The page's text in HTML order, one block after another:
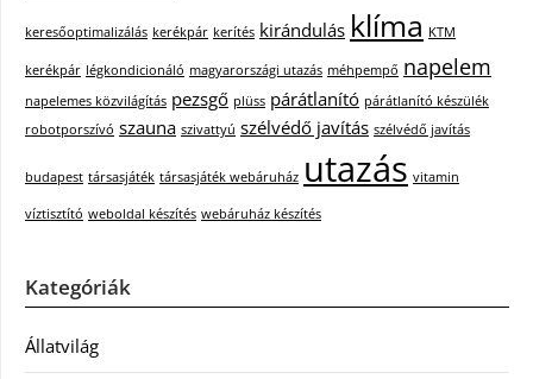
keresőoptimalizálás kerékpár kerítés kirándulás klíma KTM
kerékpár légkondicionáló magyarországi utazás méhpempő napelem
napelemes közvilágítás pezsgő plüss párátlanító párátlanító készülék
robotporszívó szauna szivattyú szélvédő javítás szélvédő javítás
budapest társasjáték társasjáték webáruház utazás vitamin
víztisztító weboldal készítés webáruház készítés
Kategóriák
Állatvilág